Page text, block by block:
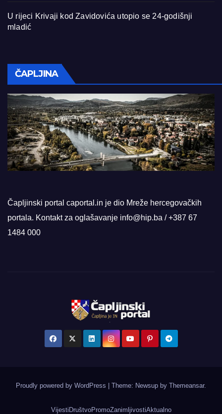
U rijeci Krivaji kod Zavidovića utopio se 24-godišnji
mladić
ČAPLJINA
Čapljinski portal caportal.in je dio Mreže hercegovačkih
portala. Kontakt za oglašavanje info@hip.ba / +387 67
1484 000
Proudly powered by WordPress Theme: Newsup by Themeansar.
VijestiDruštvoPromoZanimljivostiAktualno